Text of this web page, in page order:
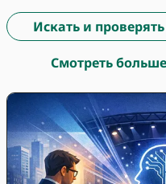
Искать и
Смотреть